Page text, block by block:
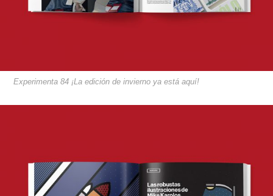
Experimenta 84 ¡La edición de invierno ya está aquí!